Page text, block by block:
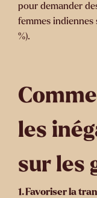
pour demander
femmes
%).
les
sur les
1. Favoriser la